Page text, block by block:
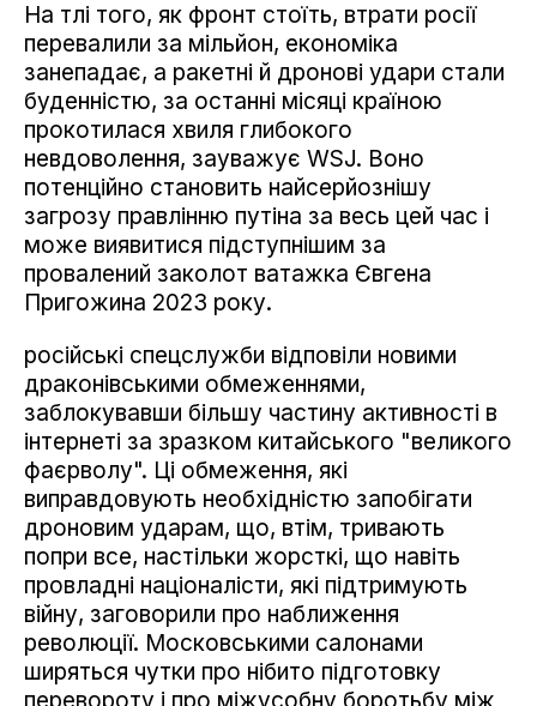
На тлі того, як фронт стоїть, втрати росії
перевалили за мільйон, економіка
занепадає, а ракетні й дронові удари стали
буденністю, за останні місяці країною
прокотилася хвиля глибокого
невдоволення, зауважує WSJ. Воно
потенційно становить найсерйознішу
загрозу правлінню путіна за весь цей час і
може виявитися підступнішим за
провалений заколот ватажка Євгена
Пригожина 2023 року.
російські спецслужби відповіли новими
драконівськими обмеженнями,
заблокувавши більшу частину активності в
інтернеті за зразком китайського "великого
фаєрволу". Ці обмеження, які
виправдовують необхідністю запобігати
дроновим ударам, що, втім, тривають
попри все, настільки жорсткі, що навіть
провладні націоналісти, які підтримують
війну, заговорили про наближення
революції. Московськими салонами
ширяться чутки про нібито підготовку